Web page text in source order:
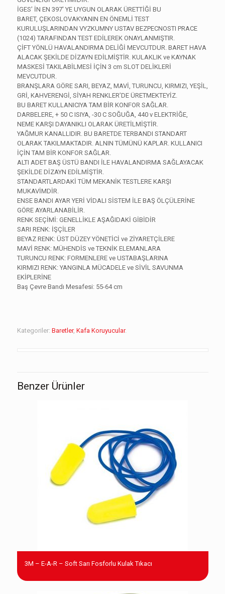
İGES’ İN EN 397′ YE UYGUN OLARAK ÜRETTİĞİ BU
BARET, ÇEKOSLOVAKYANIN EN ÖNEMLİ TEST
KURULUŞLARINDAN VYZKUMNY USTAV BEZPECNOSTI PRACE
(1024) TARAFINDAN TEST EDİLEREK ONAYLANMIŞTIR.
ÇİFT YÖNLÜ HAVALANDIRMA DELİĞİ MEVCUTDUR. BARET HAVA
ALACAK ŞEKİLDE DİZAYN EDİLMİŞTİR. KULAKLIK ve KAYNAK
MASKESİ TAKILABİLMESİ İÇİN 3 cm SLOT DELİKLERİ
MEVCUTDUR.
BRANŞLARA GÖRE SARI, BEYAZ, MAVİ, TURUNCU, KIRMIZI, YEŞİL,
GRİ, KAHVERENGİ, SİYAH RENKLER’DE ÜRETMEKTEYİZ.
BU BARET KULLANICIYA TAM BİR KONFOR SAĞLAR.
DARBELERE, + 50 C ISIYA, -30 C SOĞUĞA, 440 v ELEKTRİĞE,
NEME KARŞI DAYANIKLI OLARAK ÜRETİLMİŞTİR.
YAĞMUR KANALLIDIR. BU BARETDE TERBANDI STANDART
OLARAK TAKILMAKTADIR. ALNIN TÜMÜNÜ KAPLAR. KULLANICI
İÇİN TAM BİR KONFOR SAĞLAR.
ALTI ADET BAŞ ÜSTÜ BANDI İLE HAVALANDIRMA SAĞLAYACAK
ŞEKİLDE DİZAYN EDİLMİŞTİR.
STANDARTLARDAKİ TÜM MEKANİK TESTLERE KARŞI
MUKAVİMDİR.
ENSE BANDI AYAR YERİ VİDALI SİSTEM İLE BAŞ ÖLÇÜLERİNE
GÖRE AYARLANABİLİR.
RENK SEÇİMİ: GENELLİKLE AŞAĞIDAKİ GİBİDİR
SARI RENK: İŞÇİLER
BEYAZ RENK: ÜST DÜZEY YÖNETİCİ ve ZİYARETÇİLERE
MAVİ RENK: MÜHENDİS ve TEKNİK ELEMANLARA
TURUNCU RENK: FORMENLERE ve USTABAŞLARINA
KIRMIZI RENK: YANGINLA MÜCADELE ve SİVİL SAVUNMA
EKİPLERİNE
Baş Çevre Bandı Mesafesi: 55-64 cm
Kategoriler: Baretler, Kafa Koruyucular.
Benzer Ürünler
3M – E-A-R – Soft Sarı Fosforlu Kulak Tıkacı